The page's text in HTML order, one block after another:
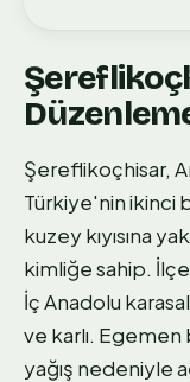
Şereflikoçhisar,
Türkiye'nin ikinci
kuzey kıyısına
kimliğe sahip.
İç Anadolu
ve karlı.
yağış nedeniyle